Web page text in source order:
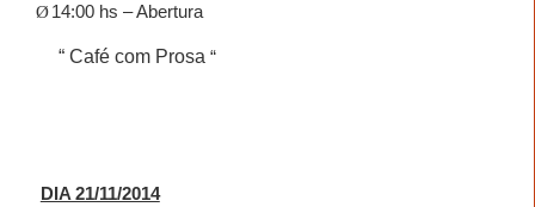
Ø14:00 hs – Abertura
“ Café com Prosa “
DIA 21/11/2014